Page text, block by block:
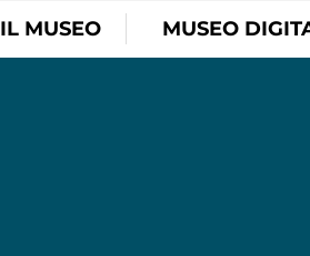
IL MUSEO MUSEO